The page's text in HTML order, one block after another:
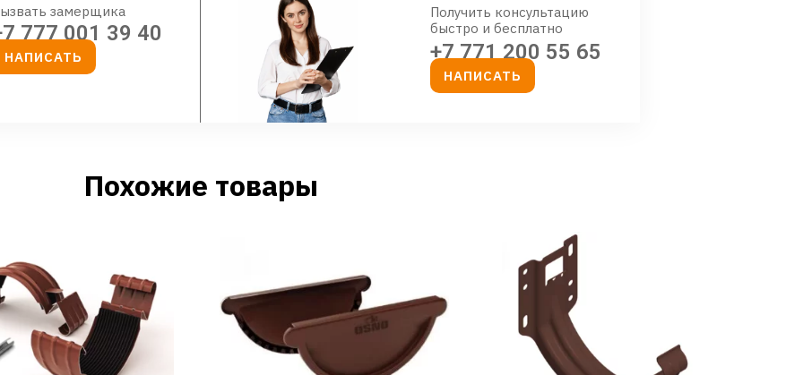
замерщика
777 001 39 40
НАПИСАТЬ
Получить консультацию
быстро и бесплатно
+7 771 200 55 65
НАПИСАТЬ
Похожие товары